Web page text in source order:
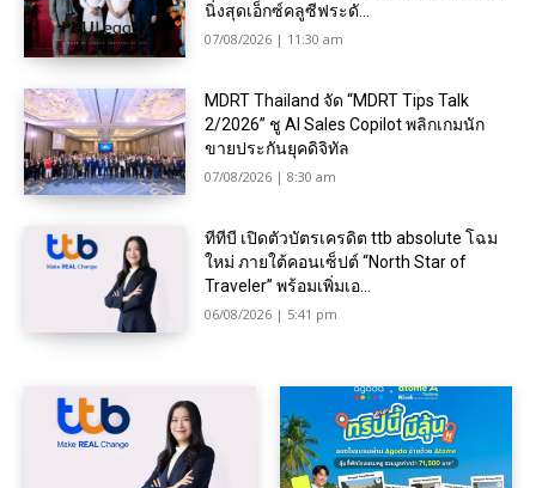
นิ่งสุดเอ็กซ์คลูซีฟระดั...
07/08/2026 | 11:30 am
MDRT Thailand จัด “MDRT Tips Talk
2/2026” ชู AI Sales Copilot พลิกเกมนัก
ขายประกันยุคดิจิทัล
07/08/2026 | 8:30 am
ทีทีบี เปิดตัวบัตรเครดิต ttb absolute โฉม
ใหม่ ภายใต้คอนเซ็ปต์ “North Star of
Traveler” พร้อมเพิ่มเอ...
06/08/2026 | 5:41 pm